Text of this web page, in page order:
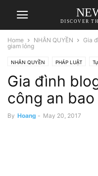
DISCOVER
Home NHÂN QUYỀN
Gia
giam lỏng
NHÂN QUYỀN PHÁP LUẬT
Gia đình
công an
By Hoang - May 20, 2017